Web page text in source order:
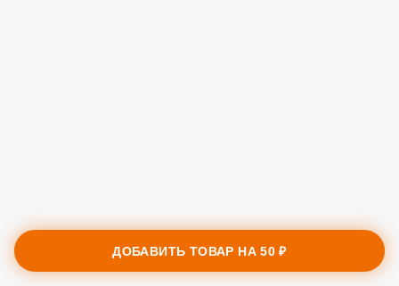
ДОБАВИТЬ ТОВАР НА50 ₽